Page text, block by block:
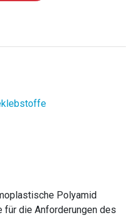
Polyamid
für die Anforderungen des